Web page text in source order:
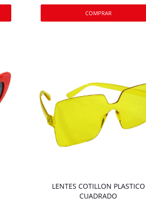
LENTES COTILLON PLASTICO
CUADRADO